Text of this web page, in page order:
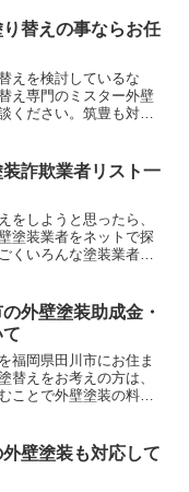
会社が運営する、2024
新し...
替えの事ならお任
えを検討しているな
え専門のミスター外壁
ください。筑豊も対応
て書くと、「普段は福
、まあ・・...
詐欺業者リスト一
をしようと思ったら、
塗装業者をネットで探
くいろんな塗装業者が
まい、一体どの塗装業
がわから...
外壁塗装助成金・
福岡県田川市にお住ま
替えをお考えの方は、
ことで外壁塗装の料金
岡県にお住まいで、外
度がある...
壁塗装も対応して